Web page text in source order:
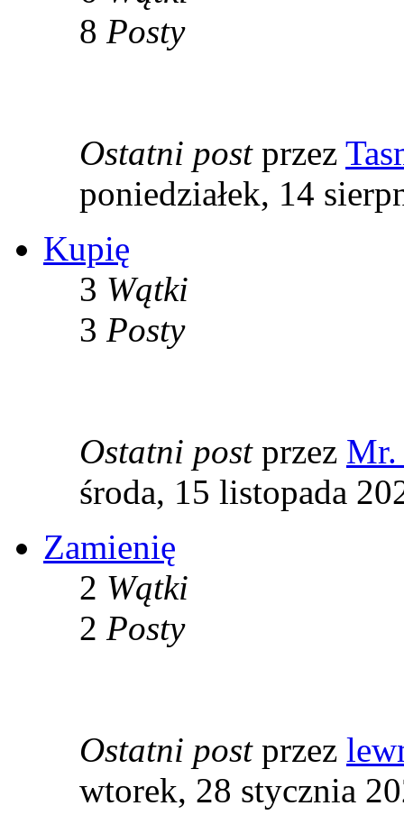
8 Posty
Ostatni postprzez
poniedziałek, 14
Kupię
3 Wątki
3 Posty
Ostatni postprzez Mr.
środa, 15 listopada
Zamienię
2 Wątki
2 Posty
Ostatni postprzez
wtorek, 28 stycznia